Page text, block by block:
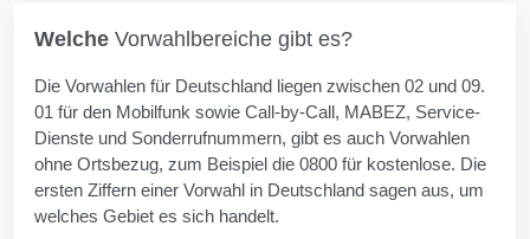
Welche Vorwahlbereiche gibt es?
Die Vorwahlen für Deutschland liegen zwischen 02 und 09.
01 für den Mobilfunk sowie Call-by-Call, MABEZ, Service-
Dienste und Sonderrufnummern, gibt es auch Vorwahlen
ohne Ortsbezug, zum Beispiel die 0800 für kostenlose. Die
ersten Ziffern einer Vorwahl in Deutschland sagen aus, um
welches Gebiet es sich handelt.